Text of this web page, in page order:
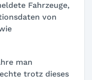
Fahrzeuge,
von
man
trotz dieses